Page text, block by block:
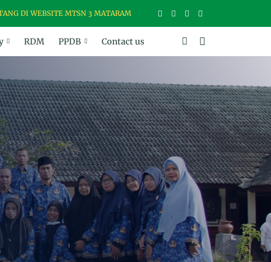
WEBSITE MTSN 3 MATARAM, MADRASAH USWAH (UNGGUL, SANTUN,
RDM PPDB Contact us